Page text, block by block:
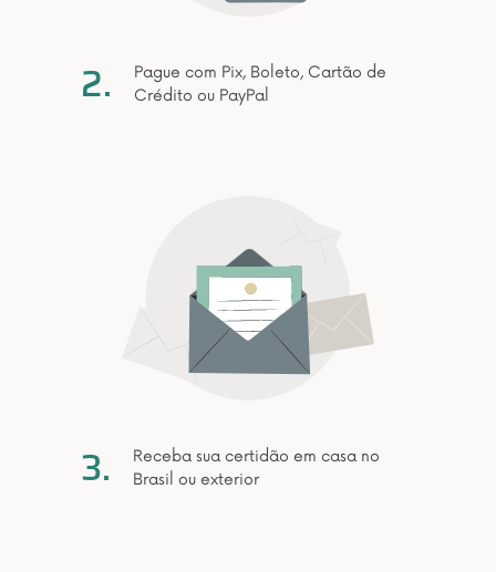
2.
Pague com Pix, Boleto, Cartão de
Crédito ou PayPal
3.
Receba sua certidão em casa no
Brasil ou exterior